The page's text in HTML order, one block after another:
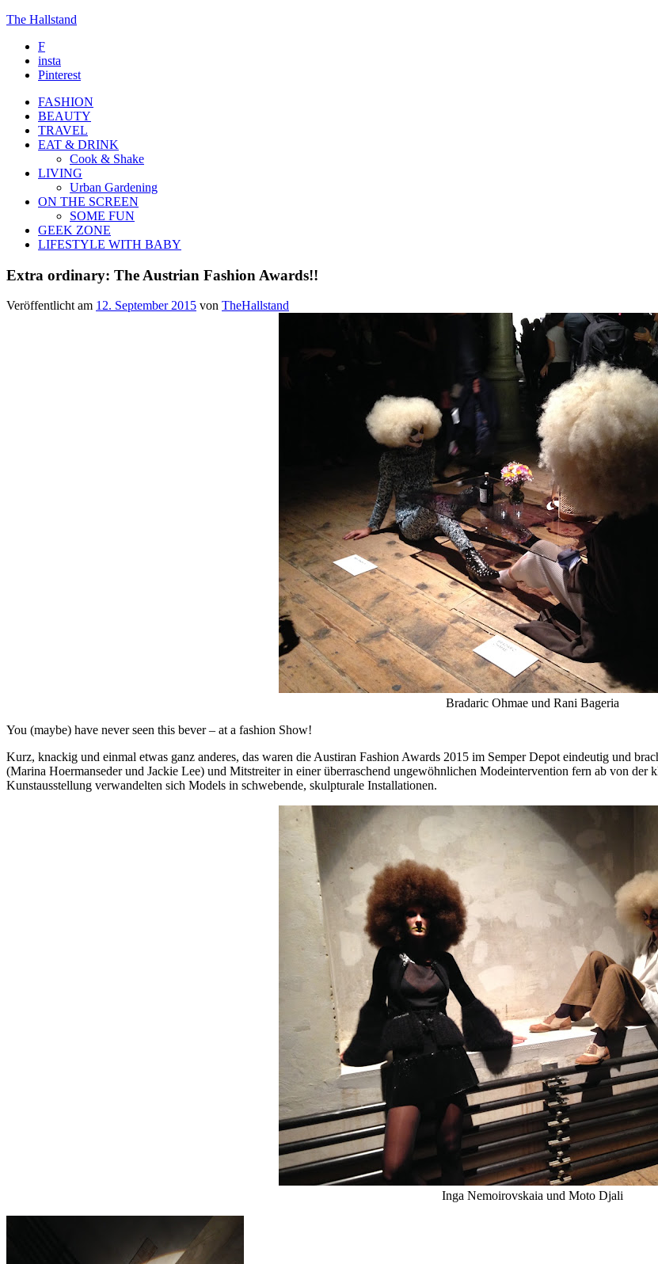
The Hallstand
F
insta
Pinterest
FASHION
BEAUTY
TRAVEL
EAT & DRINK
Cook & Shake
LIVING
Urban Gardening
ON THE SCREEN
SOME FUN
GEEK ZONE
LIFESTYLE WITH BABY
Extra ordinary: The Austrian Fashion Awards!!
Veröffentlicht am 12. September 2015 von TheHallstand
Bradaric Ohmae und Rani Bageria
You (maybe) have never seen this bever – at a fashion Show!
Kurz, knackig und einmal etwas ganz anderes, das waren die Austiran Fashion Awards 2015 im Semper Depot eindeutig und
(Marina Hoermanseder und Jackie Lee) und Mitstreiter in einer überraschend ungewöhnlichen Modeintervention fern ab von
Kunstausstellung verwandelten sich Models in schwebende, skulpturale Installationen.
Inga Nemoirovskaia und Moto Djali